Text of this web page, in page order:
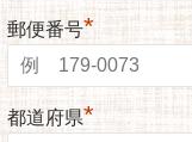
郵便番号*
都道府県*